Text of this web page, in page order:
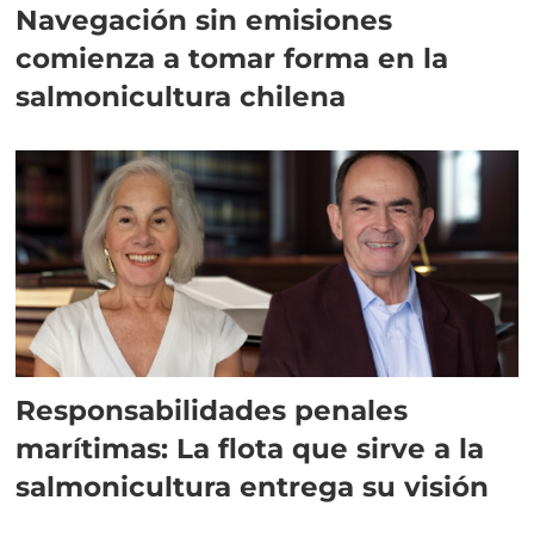
Navegación sin emisiones
comienza a tomar forma en la
salmonicultura chilena
Responsabilidades penales
marítimas: La flota que sirve a la
salmonicultura entrega su visión